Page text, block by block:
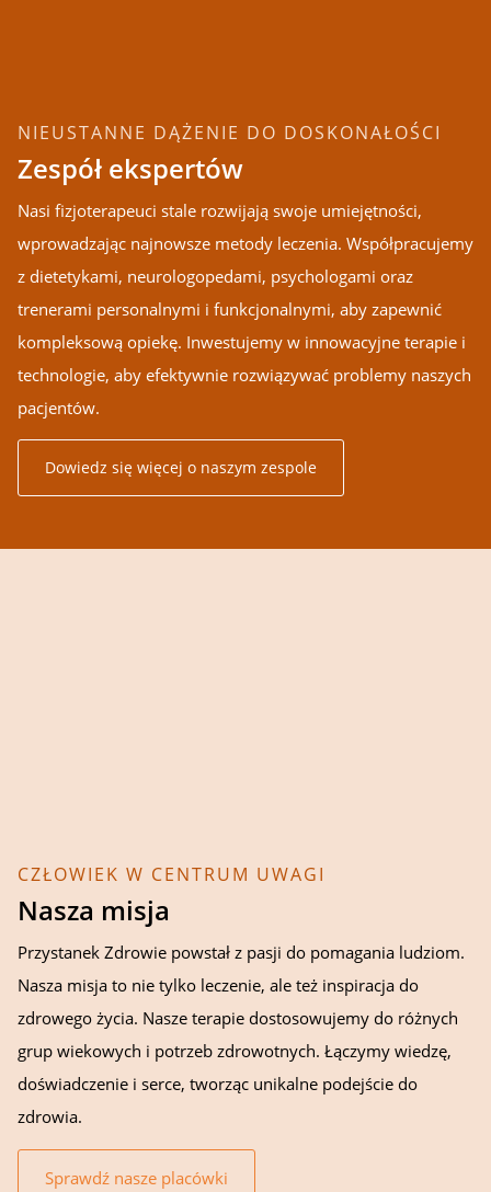
NIEUSTANNE DĄŻENIE DO DOSKONAŁOŚCI
Zespół ekspertów
Nasi fizjoterapeuci stale rozwijają swoje umiejętności,
wprowadzając najnowsze metody leczenia. Współpracujemy
z dietetykami, neurologopedami, psychologami oraz
trenerami personalnymi i funkcjonalnymi, aby zapewnić
kompleksową opiekę. Inwestujemy w innowacyjne terapie i
technologie, aby efektywnie rozwiązywać problemy naszych
pacjentów.
Dowiedz się więcej o naszym zespole
CZŁOWIEK W CENTRUM UWAGI
Nasza misja
Przystanek Zdrowie powstał z pasji do pomagania ludziom.
Nasza misja to nie tylko leczenie, ale też inspiracja do
zdrowego życia. Nasze terapie dostosowujemy do różnych
grup wiekowych i potrzeb zdrowotnych. Łączymy wiedzę,
doświadczenie i serce, tworząc unikalne podejście do
zdrowia.
Sprawdź nasze placówki